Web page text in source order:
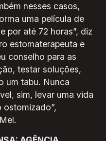
nesses casos,
uma película de
por até 72 horas”, diz
estomaterapeuta e
conselho para as
testar soluções,
um tabu. Nunca
sim, levar uma vida
ostomizado”,